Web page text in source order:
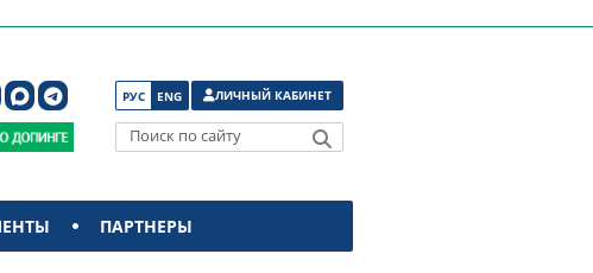
РУС ENG ЛИЧНЫЙ КАБИНЕТ
Поиск по сайту
ПАРТНЕРЫ